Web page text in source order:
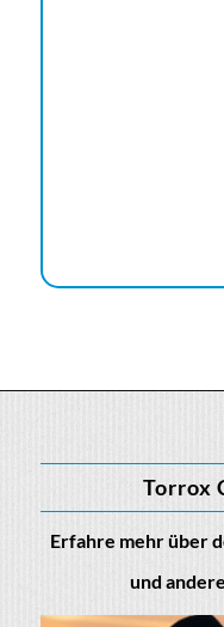
Torrox
Erfahre mehr über
und